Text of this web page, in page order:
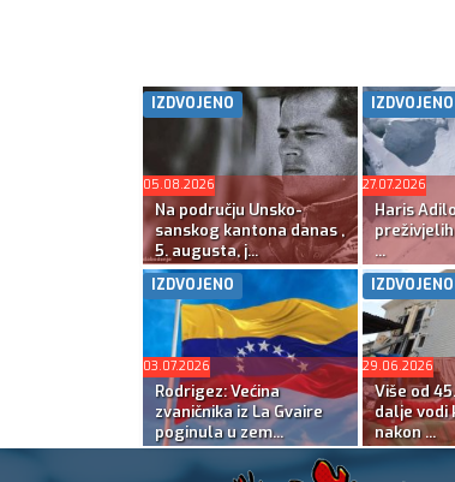
IZDVOJENO
05.08.2026
Na području Unsko-
sanskog kantona danas ,
5. augusta, j...
IZDVOJENO
27.07.2026
Haris
...
IZDVOJENO
03.07.2026
Rodrigez: Većina
zvaničnika iz La Gvaire
poginula u zem...
IZDVOJENO
29.06.2026
Više od
dalje vodi
nakon ...